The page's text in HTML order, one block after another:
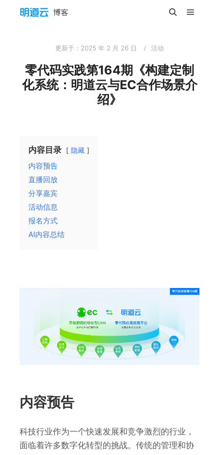
更新于： 2025 年 2 月 26 日 活动
零代码实践第164期《构建定制
化系统：明道云与EC合作场景介
绍》
内容目录 隐藏
内容预告
直播回放
分享嘉宾
活动信息
报名方式
AI内容总结
内容预告
科技行业作为一个快速发展和竞争激烈的行业，
面临着许多数字化转型的挑战。传统的管理和协